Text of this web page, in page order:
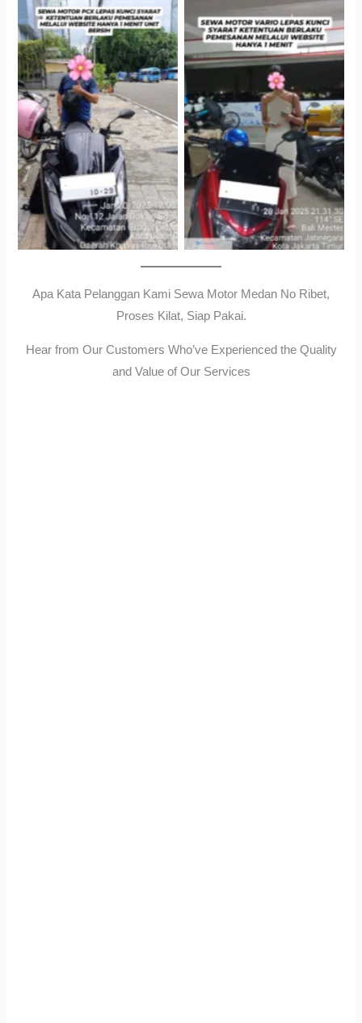
Antar Jemput Kendaraan
Cityplaza Jatinegara
Gedung Parkir P6ASewa
Motor Medan Sunggal No
Ribet, Proses Kilat, Siap
Pakai.
Apa Kata Pelanggan Kami Sewa Motor Medan No Ribet,
Proses Kilat, Siap Pakai.
Hear from Our Customers Who’ve Experienced the Quality
and Value of Our Services